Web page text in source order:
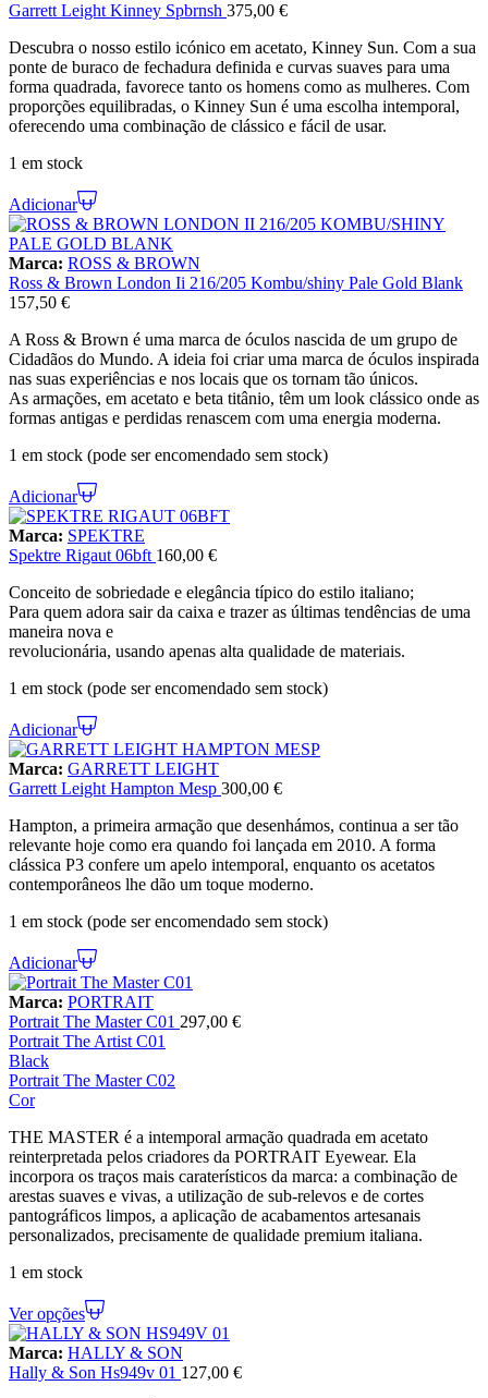
Garrett Leight Kinney Spbrnsh 375,00 €
Descubra o nosso estilo icónico em acetato, Kinney Sun. Com a sua
ponte de buraco de fechadura definida e curvas suaves para uma
forma quadrada, favorece tanto os homens como as mulheres. Com
proporções equilibradas, o Kinney Sun é uma escolha intemporal,
oferecendo uma combinação de clássico e fácil de usar.
1 em stock
Adicionar
Marca: ROSS & BROWN
Ross & Brown London Ii 216/205 Kombu/shiny Pale Gold Blank
157,50 €
A Ross & Brown é uma marca de óculos nascida de um grupo de
Cidadãos do Mundo. A ideia foi criar uma marca de óculos inspirada
nas suas experiências e nos locais que os tornam tão únicos.
As armações, em acetato e beta titânio, têm um look clássico onde as
formas antigas e perdidas renascem com uma energia moderna.
1 em stock (pode ser encomendado sem stock)
Adicionar
Marca: SPEKTRE
Spektre Rigaut 06bft 160,00 €
Conceito de sobriedade e elegância típico do estilo italiano;
Para quem adora sair da caixa e trazer as últimas tendências de uma
maneira nova e
revolucionária, usando apenas alta qualidade de materiais.
1 em stock (pode ser encomendado sem stock)
Adicionar
Marca: GARRETT LEIGHT
Garrett Leight Hampton Mesp 300,00 €
Hampton, a primeira armação que desenhámos, continua a ser tão
relevante hoje como era quando foi lançada em 2010. A forma
clássica P3 confere um apelo intemporal, enquanto os acetatos
contemporâneos lhe dão um toque moderno.
1 em stock (pode ser encomendado sem stock)
Adicionar
Marca: PORTRAIT
Portrait The Master C01 297,00 €
Portrait The Artist C01
Black
Portrait The Master C02
Cor
THE MASTER é a intemporal armação quadrada em acetato
reinterpretada pelos criadores da PORTRAIT Eyewear. Ela
incorpora os traços mais caraterísticos da marca: a combinação de
arestas suaves e vivas, a utilização de sub-relevos e de cortes
pantográficos limpos, a aplicação de acabamentos artesanais
personalizados, precisamente de qualidade premium italiana.
1 em stock
Ver opções
Marca: HALLY & SON
Hally & Son Hs949v 01 127,00 €